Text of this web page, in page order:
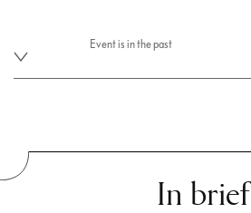
Event is in the past
In brief